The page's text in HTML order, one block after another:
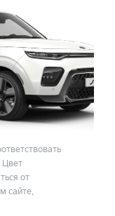
Цвет
от
сайте.